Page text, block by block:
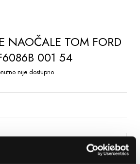
NAOČALE TOM FORD
001 54
nije dostupno
NA LISTU ŽELJA